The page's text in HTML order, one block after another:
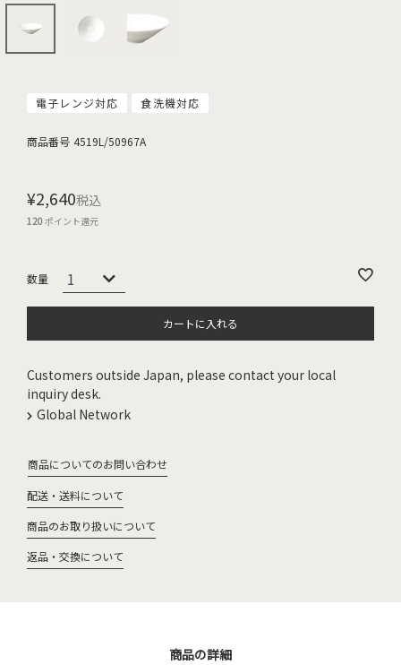
電子レンジ対応 食洗機対応
商品番号 4519L/50967A
¥2,640税込
120ポイント還元
カートに入れる
Customers outside Japan, please contact your local
inquiry desk.
Global Network
商品についてのお問い合わせ
配送・送料について
商品のお取り扱いについて
返品・交換について
商品の詳細